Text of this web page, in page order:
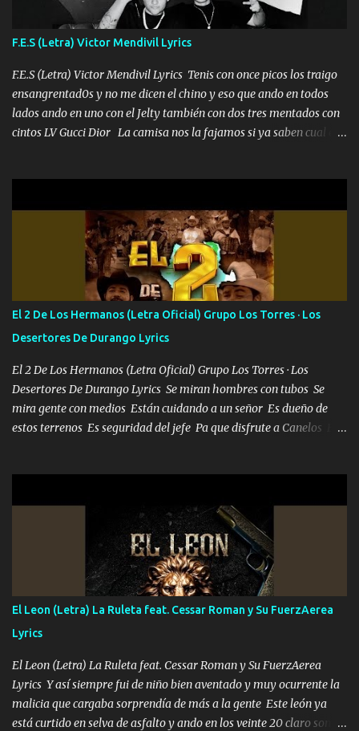
traigo El chiste es que hago lo que quiero pues así soy me mandó
yo tengo el control a todos yo les paro el dedo soy hocicon un
malcriado un malandrón Que Les importa no saben nada falsas
las risas las que me miran hay gente corriente no quieren ve...
F.E.S (Letra) Victor Mendivil Lyrics
F.E.S (Letra) Victor Mendivil Lyrics Tenis con once picos los traigo
ensangrentad0s y no me dicen el chino y eso que ando en todos
lados ando en uno con el Jelty también con dos tres mentados con
cintos LV Gucci Dior La camisa nos la fajamos si ya saben cual es
estándares 110 mil records de pistas no me falta mucho para
verme en las revistas Ya pasé Italia Japón Madrid Milán y también
Francia ropa de 100.000 bolas Louis vuitton es mi fragancia
repleta de presidentes la bolsa estoy en mi pic si no se han dado
cuenta chequeen gráficas del kitch
El 2 De Los Hermanos (Letra Oficial) Grupo Los Torres · Los
Desertores De Durango Lyrics
El 2 De Los Hermanos (Letra Oficial) Grupo Los Torres · Los
Desertores De Durango Lyrics Se miran hombres con tubos Se
mira gente con medios Están cuidando a un señor Es dueño de
estos terrenos Es seguridad del jefe Pa que disfrute a Canelos Es
ni tampoco las mujeres porque es platica de grandes por eso hay
que estar alegres doy las instrucciones para atender los deberes
Música Si es que salta algún problema de confianza tengo gente
ahí está el Hombre Cuarenta y también Pariente 7 arreglan
cualquier problema no más es cuestión que ordené NOS HACE
FALTA UN HERMANO DE CLAVE ERA EL 24 SIEMPRE FUE UN
HOMBRE VALIENTE POR ALGO M'URIÓ PELEAND0 SIEMPRE
VIO POR LA FAMILIA PARA QUE SIGA EL LEGADO Es el DOS de
los HERMANOS un cerebro inteligente y com...
El Leon (Letra) La Ruleta feat. Cessar Roman y Su FuerzAerea
Lyrics
El Leon (Letra) La Ruleta feat. Cessar Roman y Su FuerzAerea
Lyrics Y así siempre fui de niño bien aventado y muy ocurrente la
malicia que cargaba sorprendía de más a la gente Este león ya
está curtido en selva de asfalto y ando en los veinte 20 claro son